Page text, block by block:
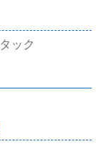
ック